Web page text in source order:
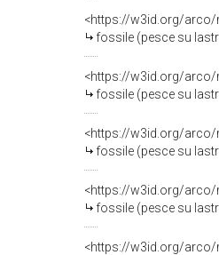
<https://w3id.org/arco/
fossile (pesce su
<https://w3id.org/arco/
fossile (pesce su
<https://w3id.org/arco/
fossile (pesce su
<https://w3id.org/arco/
fossile (pesce su
<https://w3id.org/arco/